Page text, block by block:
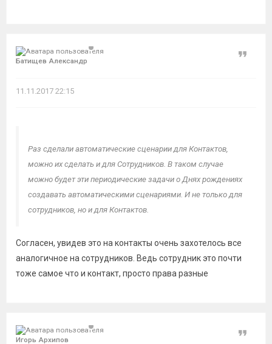
Батищев Александр
Цитата
11.11.2017 22:15
Раз сделали автоматические сценарии для Контактов,
можно их сделать и для Сотрудников. В таком случае
можно будет эти периодические задачи о Днях рождениях
создавать автоматическими сценариями. И не только для
сотрудников, но и для Контактов.
Согласен, увидев это на контакты очень захотелось все
аналогичное на сотрудников. Ведь сотрудник это почти
тоже самое что и контакт, просто права разные
Игорь Архипов
Цитата